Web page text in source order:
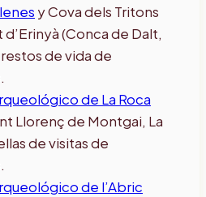
y Cova dels Tritons
(Conca de Dalt,
restos de vida de
de La Roca
Llorenç de Montgai, La
de visitas de
de l’Abric